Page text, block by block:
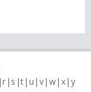
r s t u v w x y